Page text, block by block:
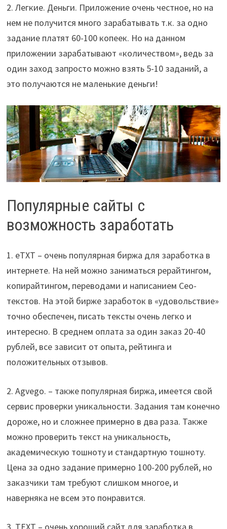
2. Легкие. Деньги. Приложение очень честное, но на
нем не получится много зарабатывать т.к. за одно
задание платят 60-100 копеек. Но на данном
приложении зарабатывают «количеством», ведь за
один заход запросто можно взять 5-10 заданий, а
это получаются не маленькие деньги!
Популярные сайты с
возможность заработать
1. eTXT – очень популярная биржа для заработка в
интернете. На ней можно заниматься рерайтингом,
копирайтингом, переводами и написанием Сeo-
текстов. На этой бирже заработок в «удовольствие»
точно обеспечен, писать тексты очень легко и
интересно. В среднем оплата за один заказ 20-40
рублей, все зависит от опыта, рейтинга и
положительных отзывов.
2. Agvego. – также популярная биржа, имеется свой
сервис проверки уникальности. Задания там конечно
дороже, но и сложнее примерно в два раза. Также
можно проверить текст на уникальность,
академическую тошноту и стандартную тошноту.
Цена за одно задание примерно 100-200 рублей, но
заказчики там требуют слишком многое, и
наверняка не всем это понравится.